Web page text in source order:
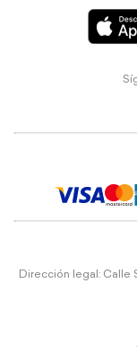
Dirección legal: Calle